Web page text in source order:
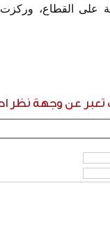
على القطاع، وركزت
تعبر عن وجهة نظر